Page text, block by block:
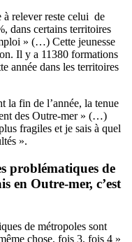
relever reste celui de
dans certains territoires
» (…) Cette jeunesse
Il y a 11380 formations
année dans les territoires
fin de l’année, la tenue
des Outre-mer » (…)
fragiles et je sais à quel
».
problématiques de
en Outre-mer, c’est
de métropoles sont
chose, fois 3, fois 4 »